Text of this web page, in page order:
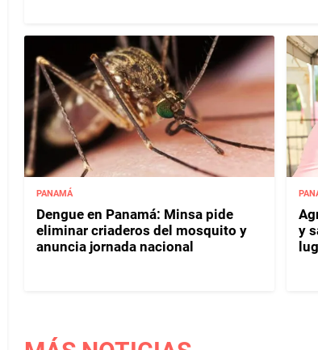
PANAMÁ
Dengue en Panamá: Minsa pide
eliminar criaderos del mosquito y
anuncia jornada nacional
y